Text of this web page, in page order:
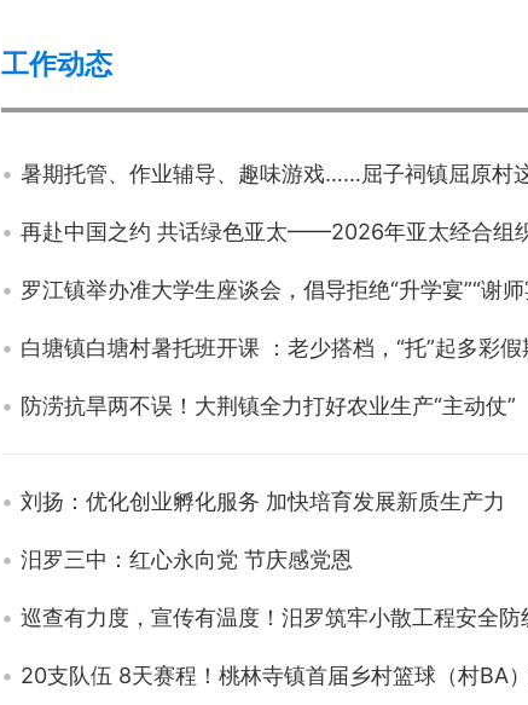
工作动态
暑期托管、作业辅导、趣味游戏……屈子祠镇屈原村
再赴中国之约 共话绿色亚太——2026年亚太经合组
罗江镇举办准大学生座谈会，倡导拒绝“升学宴”“谢师
白塘镇白塘村暑托班开课 ：老少搭档，“托”起多彩假
防涝抗旱两不误！大荆镇全力打好农业生产“主动仗”
刘扬：优化创业孵化服务 加快培育发展新质生产力
汨罗三中：红心永向党 节庆感党恩
巡查有力度，宣传有温度！汨罗筑牢小散工程安全防
20支队伍 8天赛程！桃林寺镇首届乡村篮球（村BA